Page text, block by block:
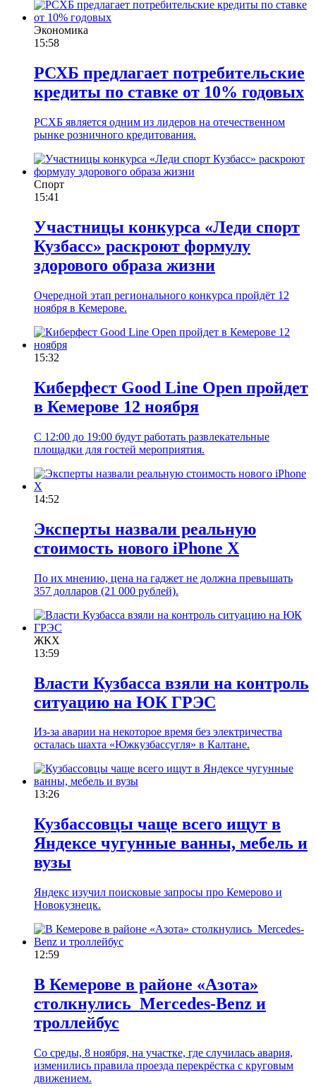
Экономика
15:58
РСХБ предлагает потребительские
кредиты по ставке от 10% годовых
РСХБ является одним из лидеров на отечественном
рынке розничного кредитования.
Спорт
15:41
Участницы конкурса «Леди спорт
Кузбасс» раскроют формулу
здорового образа жизни
Очередной этап регионального конкурса пройдёт 12
ноября в Кемерове.
15:32
Киберфест Good Line Open пройдет
в Кемерове 12 ноября
С 12:00 до 19:00 будут работать развлекательные
площадки для гостей мероприятия.
14:52
Эксперты назвали реальную
стоимость нового iPhone X
По их мнению, цена на гаджет не должна превышать
357 долларов (21 000 рублей).
ЖКХ
13:59
Власти Кузбасса взяли на контроль
ситуацию на ЮК ГРЭС
Из-за аварии на некоторое время без электричества
осталась шахта «Южкузбассугля» в Калтане.
13:26
Кузбассовцы чаще всего ищут в
Яндексе чугунные ванны, мебель и
вузы
Яндекс изучил поисковые запросы про Кемерово и
Новокузнецк.
12:59
В Кемерове в районе «Азота»
столкнулись Mercedes-Benz и
троллейбус
Со среды, 8 ноября, на участке, где случилась авария,
изменились правила проезда перекрёстка с круговым
движением.